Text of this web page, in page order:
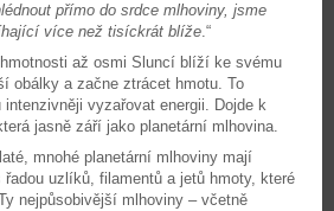
přímo do srdce mlhoviny, jsme
více než tisíckrát blíže.“
až osmi Sluncí blíží ke svému
obálky a začne ztrácet hmotu. To
intenzivněji vyzařovat energii. Dojde k
jasně září jako planetární mlhovina.
mnohé planetární mlhoviny mají
uzlíků, filamentů a jetů hmoty, které
nejpůsobivější mlhoviny – včetně